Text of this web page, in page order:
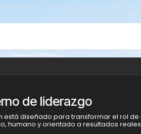
de liderazgo
está diseñado para transformar el rol
humano y orientado a resultados